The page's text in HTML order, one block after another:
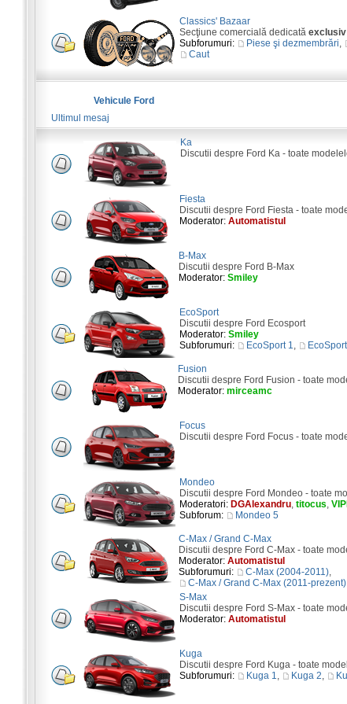
Classics' Bazaar
Secţiune comercială dedicată exclusiv
Subforumuri:
Piese şi dezmembrări,
Caut
Vehicule Ford
Ultimul mesaj
Ka
Discutii despre Ford Ka - toate
Fiesta
Discutii despre Ford Fiesta - toate
Moderator: Automatistul
B-Max
Discutii despre Ford B-Max
Moderator: Smiley
EcoSport
Discutii despre Ford Ecosport
Moderator: Smiley
Subforumuri:
EcoSport 1,
Fusion
Discutii despre Ford Fusion - toate
Moderator: mirceamc
Focus
Discutii despre Ford Focus - toate
Mondeo
Discutii despre Ford Mondeo - toate
Moderatori: DGAlexandru, titocus,
Subforum:
Mondeo 5
C-Max / Grand C-Max
Discutii despre Ford C-Max - toate
Moderator: Automatistul
Subforumuri:
C-Max (2004-2011),
C-Max / Grand C-Max (2011-prezent)
S-Max
Discutii despre Ford S-Max - toate
Moderator: Automatistul
Kuga
Discutii despre Ford Kuga - toate
Subforumuri:
Kuga 1, Kuga 2,